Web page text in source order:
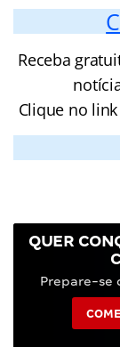
Receba
Clique no
QUER
Prepare-se